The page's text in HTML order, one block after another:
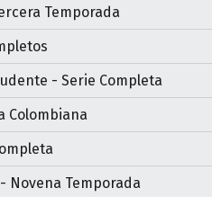
Temporada
- Serie Completa
Colombiana
Novena Temporada